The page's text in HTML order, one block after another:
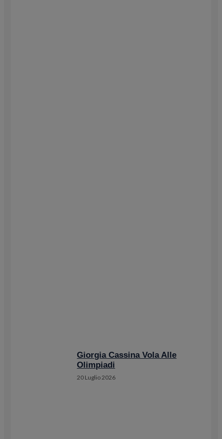
Giorgia Cassina Vola Alle
Olimpiadi
20 Luglio 2026